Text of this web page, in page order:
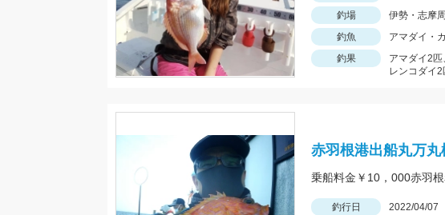
釣場
伊勢・志摩
釣魚
アマダイ・
釣果
アマダイ2匹
レンコダイ2
赤羽根港出船丸万
釣行日 2022/04/07